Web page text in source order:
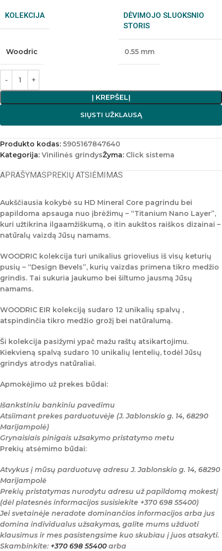
KOLEKCIJA
Woodric
DĖVIMOJO SLUOKSNIO
STORIS
0.55 mm
Į KREPŠELĮ
SIŲSTI UŽKLAUSĄ
Produkto kodas: 5905167847640
Kategorija: Vinilinės grindysŽyma: Click sistema
APRAŠYMASPREKIŲ ATSIĖMIMAS
Aukščiausia kokybė su HD Mineral Core pagrindu bei
papildoma apsauga nuo įbrėžimų – “Titanium Nano Layer”,
kuri užtikrina ilgaamžiškumą, o itin aukštos raiškos dizainai –
natūralų vaizdą Jūsų namams.
WOODRIC kolekcija turi unikalius griovelius iš visų keturių
pusių – “Design Bevels”, kurių vaizdas primena tikro medžio
grindis. Tai sukuria jaukumo bei šiltumo jausmą Jūsų
namams.
WOODRIC EIR kolekciją sudaro 12 unikalių spalvų ,
atspindinčia tikro medžio grožį bei natūralumą.
Ši kolekcija pasižymi ypač mažu raštų atsikartojimu.
Kiekvieną spalvą sudaro 10 unikalių lentelių, todėl Jūsų
grindys atrodys natūraliai.
Apmokėjimo už prekes būdai:
Išankstiniu bankiniu pavedimu
Atsiimant prekes parduotuvėje (J. Jablonskio g. 14, 68290
Marijampolė)
Grynaisiais pinigais užsakymo pristatymo metu
Prekių atsėmimo būdai:
Atvykus į mūsų parduotuvę adresu J. Jablonskio g. 14, 68290
Marijampolė
Prekių pristatymas nurodytu adresu už papildomą mokestį
(dėl platesnės informacijos susisiekite +370 698 55400)
Jei svetainėje neradote dominančios informacijos arba jus
domina individualus užsakymas, galite mums užduoti
klausimus ir mes pasistengsime kuo skubiau į juos atsakyti.
Skambinkite: +370 698 55400arba